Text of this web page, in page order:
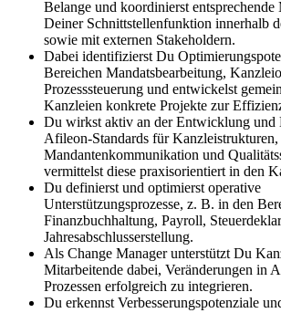
Belange und koordinierst entsprechende
Deiner Schnittstellenfunktion innerhalb
sowie mit externen Stakeholdern.
Dabei identifizierst Du
Bereichen Mandatsbearbeitung,
Prozesssteuerung und entwickelst
Kanzleien konkrete Projekte zur
Du wirkst aktiv an der Entwicklung und
Afileon-Standards für Kanzleistrukturen,
Mandantenkommunikation und
vermittelst diese praxisorientiert in den
Du definierst und optimierst operative
Unterstützungsprozesse, z. B. in den
Finanzbuchhaltung, Payroll,
Jahresabschlusserstellung.
Als Change Manager unterstützt Du
Mitarbeitende dabei, Veränderungen in
Prozessen erfolgreich zu integrieren.
Du erkennst Verbesserungspotenziale